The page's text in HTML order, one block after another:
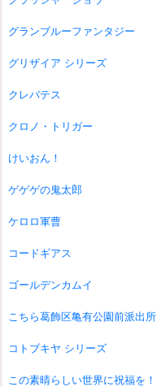
グランブルーファンタジー
グリザイア シリーズ
クレバテス
クロノ・トリガー
けいおん！
ゲゲゲの鬼太郎
ケロロ軍曹
コードギアス
ゴールデンカムイ
こちら葛飾区亀有公園前派出所
コトブキヤ シリーズ
この素晴らしい世界に祝福を！